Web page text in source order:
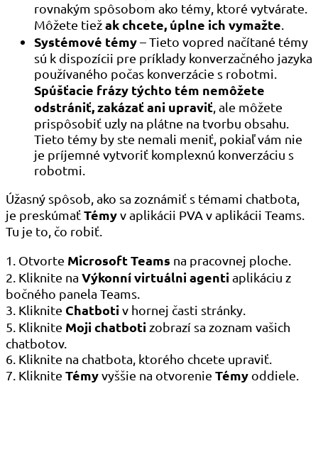
rovnakým spôsobom ako témy, ktoré vytvárate.
Môžete tiežak chcete, úplne ich vymažte.
Systémové témy– Tieto vopred načítané témy
sú k dispozícii pre príklady konverzačného jazyka
používaného počas konverzácie s robotmi.
Spúšťacie frázy týchto tém nemôžete
odstrániť, zakázať ani upraviť, ale môžete
prispôsobiť uzly na plátne na tvorbu obsahu.
Tieto témy by ste nemali meniť, pokiaľ vám nie
je príjemné vytvoriť komplexnú konverzáciu s
robotmi.
Úžasný spôsob, ako sa zoznámiť s témami chatbota,
je preskúmaťTémyv aplikácii PVA v aplikácii Teams.
Tu je to, čo robiť.
1. Otvorte Microsoft Teams na pracovnej ploche.
2. Kliknite na Výkonní virtuálni agentiaplikáciu z
bočného panela Teams.
3. Kliknite Chatbotiv hornej časti stránky.
5. Kliknite Moji chatbotizobrazí sa zoznam vašich
chatbotov.
6. Kliknite na chatbota, ktorého chcete upraviť.
7. Kliknite Témyvyššie na otvorenie Témy oddiele.